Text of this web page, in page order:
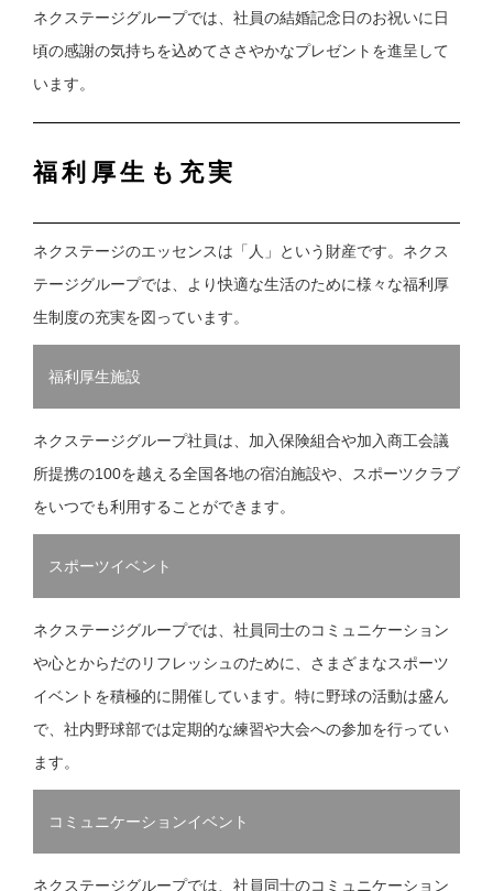
ネクステージグループでは、社員の結婚記念日のお祝いに日
頃の感謝の気持ちを込めてささやかなプレゼントを進呈して
います。
福利厚生も充実
ネクステージのエッセンスは「人」という財産です。ネクス
テージグループでは、より快適な生活のために様々な福利厚
生制度の充実を図っています。
福利厚生施設
ネクステージグループ社員は、加入保険組合や加入商工会議
所提携の100を越える全国各地の宿泊施設や、スポーツクラブ
をいつでも利用することができます。
スポーツイベント
ネクステージグループでは、社員同士のコミュニケーション
や心とからだのリフレッシュのために、さまざまなスポーツ
イベントを積極的に開催しています。特に野球の活動は盛ん
で、社内野球部では定期的な練習や大会への参加を行ってい
ます。
コミュニケーションイベント
ネクステージグループでは、社員同士のコミュニケーション